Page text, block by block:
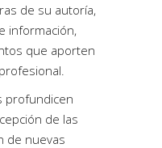
de su autoría,
información,
que aporten
profundicen
de las
de nuevas